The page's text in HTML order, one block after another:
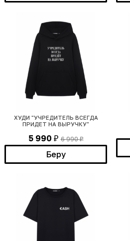
ХУДИ "УЧРЕДИТЕЛЬ ВСЕГДА
ПРИДЕТ НА ВЫРУЧКУ"
5 990 ₽ 6 990₽
Беру